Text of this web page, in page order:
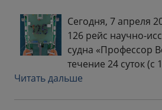
Сегодня, 7 апреля
126 рейс научно-
судна «Профессор
течение 24 суток (с
Читать дальше